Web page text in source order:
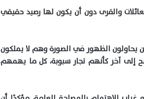
والقرى دون أن يكون لها رصيد حقيقي
يحاولون الظهور في الصورة وهم لا يملكون
إلى آخر كأنهم تجار سبوبة، كل ما يهمهم